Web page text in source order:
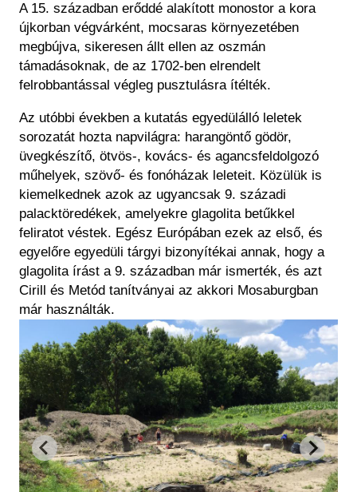
A 15. században erőddé alakított monostor a kora
újkorban végvárként, mocsaras környezetében
megbújva, sikeresen állt ellen az oszmán
támadásoknak, de az 1702-ben elrendelt
felrobbantással végleg pusztulásra ítélték.
Az utóbbi években a kutatás egyedülálló leletek
sorozatát hozta napvilágra: harangöntő gödör,
üvegkészítő, ötvös-, kovács- és agancsfeldolgozó
műhelyek, szövő- és fonóházak leleteit. Közülük is
kiemelkednek azok az ugyancsak 9. századi
palacktöredékek, amelyekre glagolita betűkkel
feliratot véstek. Egész Európában ezek az első, és
egyelőre egyedüli tárgyi bizonyítékai annak, hogy a
glagolita írást a 9. században már ismerték, és azt
Cirill és Metód tanítványai az akkori Mosaburgban
már használták.